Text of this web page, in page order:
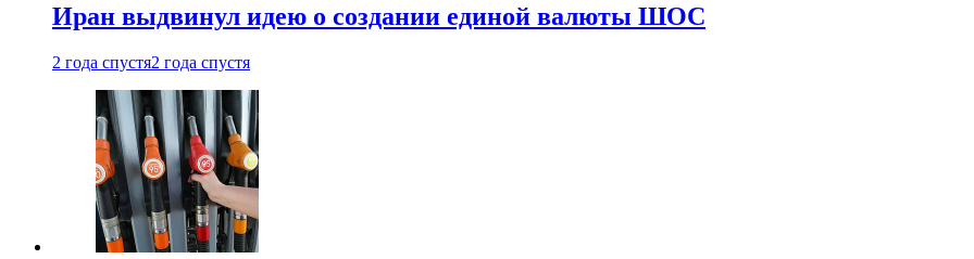
Иран выдвинул идею о создании единой валюты ШОС
2 года спустя2 года спустя